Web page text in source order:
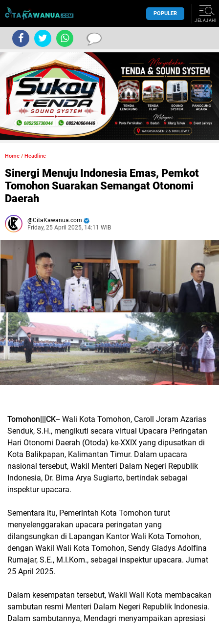
POPULER
JELAJAHI
Home / Headline
Sinergi Menuju Indonesia Emas, Pemkot
Tomohon Suarakan Semangat Otonomi
Daerah
CitaKawanua.com
Friday, 25 April 2025, 14:11 WIB
Tomohon|||CK– Wali Kota Tomohon, Caroll Joram Azarias
Senduk, S.H., mengikuti secara virtual Upacara Peringatan
Hari Otonomi Daerah (Otoda) ke-XXIX yang dipusatkan di
Kota Balikpapan, Kalimantan Timur. Dalam upacara
nasional tersebut, Wakil Menteri Dalam Negeri Republik
Indonesia, Dr. Bima Arya Sugiarto, bertindak sebagai
inspektur upacara.
Sementara itu, Pemerintah Kota Tomohon turut
menyelenggarakan upacara peringatan yang
dilangsungkan di Lapangan Kantor Wali Kota Tomohon,
dengan Wakil Wali Kota Tomohon, Sendy Gladys Adolfina
Rumajar, S.E., M.I.Kom., sebagai inspektur upacara. Jumat
25 April 2025.
Dalam kesempatan tersebut, Wakil Wali Kota membacakan
sambutan resmi Menteri Dalam Negeri Republik Indonesia.
Dalam sambutannya, Mendagri menyampaikan apresiasi